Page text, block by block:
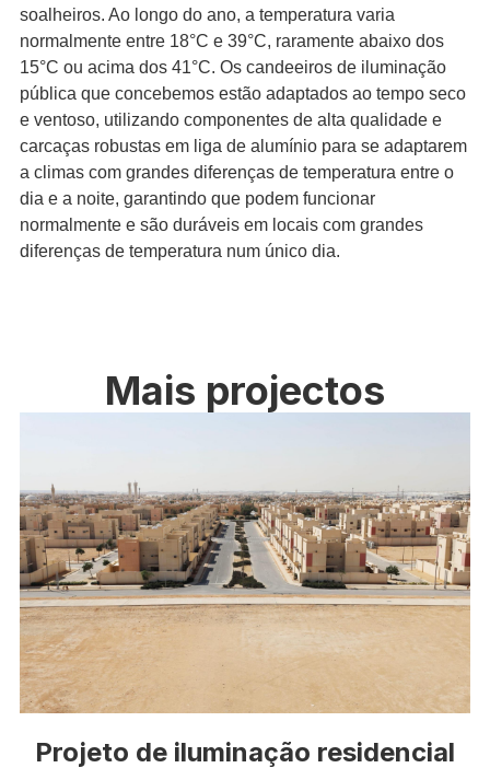
soalheiros. Ao longo do ano, a temperatura varia
normalmente entre 18°C e 39°C, raramente abaixo dos
15°C ou acima dos 41°C. Os candeeiros de iluminação
pública que concebemos estão adaptados ao tempo seco
e ventoso, utilizando componentes de alta qualidade e
carcaças robustas em liga de alumínio para se adaptarem
a climas com grandes diferenças de temperatura entre o
dia e a noite, garantindo que podem funcionar
normalmente e são duráveis em locais com grandes
diferenças de temperatura num único dia.
Mais projectos
Projeto de iluminação residencial